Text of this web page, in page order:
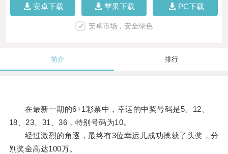
安卓下载 苹果下载 PC下载
安卓市场，安全绿色
简介 排行
在最新一期的6+1彩票中，幸运的中奖号码是5、12、
18、23、31、36，特别号码为10。
经过激烈的角逐，最终有3位幸运儿成功擒获了头奖，分
别奖金高达100万。